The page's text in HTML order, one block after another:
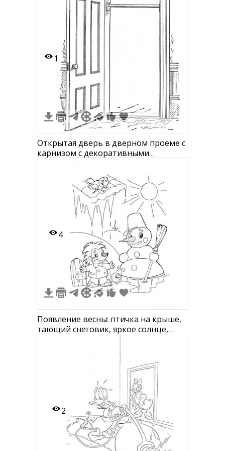
1
Открытая дверь в дверном проеме с
карнизом с декоративными
4
Появление весны: птичка на крыше,
тающий снеговик, яркое солнце,
2